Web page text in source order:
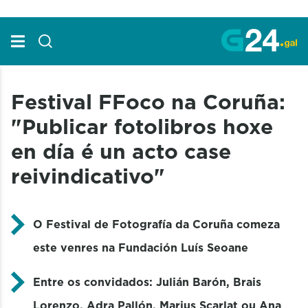
Festival FFoco na Coruña:
"Publicar fotolibros hoxe
en día é un acto case
reivindicativo"
O Festival de Fotografía da Coruña comeza
este venres na Fundación Luís Seoane
Entre os convidados: Julián Barón, Brais